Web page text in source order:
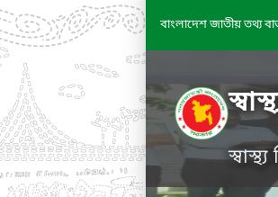
বাংলাদেশ জাতীয় তথ্য